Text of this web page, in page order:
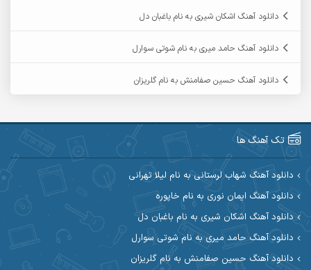
آرین صیادی
آرین مریدی
آوات بوکانی
آیت احمدنژاد
ابراهیم شمس ابوالحسن جاویدان
دانلود آهنگ اشکان شیری به نام باغبان دل
دانلود آهنگ حامد میری به نام شوتی سوارل
دانلود آهنگ حسین صفامنش به نام گلریزان
تک آهنگ ها
دانلود آهنگ شهاب لرستانی به نام لیلا تهرانی
دانلود آهنگ ایمان نوری به نام خاپوره
دانلود آهنگ اشکان شیری به نام باغبان دل
دانلود آهنگ حامد میری به نام شوتی سوارل
دانلود آهنگ حسین صفامنش به نام گلریزان